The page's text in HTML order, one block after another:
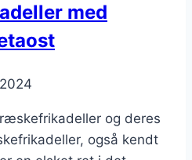
med
og deres
også kendt